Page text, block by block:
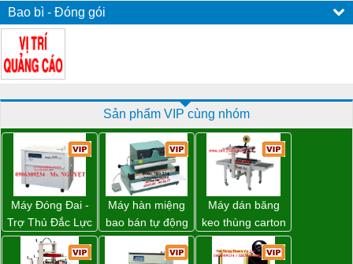
Bao bì - Đóng gói
Sản phẩm VIP cùng nhóm
Máy Đóng Đai -
Trợ Thủ Đắc Lực
Cho Mọi Doanh
Nghiệp Trong
Máy hàn miệng
bao bán tự động
nhập khẩu
Taiwan
Máy dán băng
keo thùng carton
WP-5050RL
chính hãng